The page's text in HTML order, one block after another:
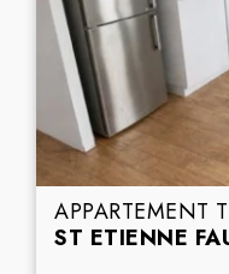
APPARTEMENT
ST ETIENNE